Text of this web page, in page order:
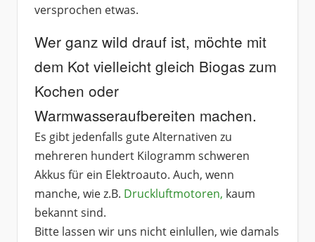
versprochen etwas.
Wer ganz wild drauf ist, möchte mit
dem Kot vielleicht gleich Biogas zum
Kochen oder
Warmwasseraufbereiten machen.
Es gibt jedenfalls gute Alternativen zu
mehreren hundert Kilogramm schweren
Akkus für ein Elektroauto. Auch, wenn
manche, wie z.B. Druckluftmotoren, kaum
bekannt sind.
Bitte lassen wir uns nicht einlullen, wie damals